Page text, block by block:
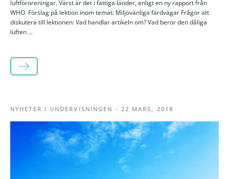
luftföroreningar. Värst är det i fattiga länder, enligt en ny rapport från
WHO. Förslag på lektion inom temat: Miljövänliga färdvägar Frågor att
diskutera till lektionen: Vad handlar artikeln om? Vad beror den dåliga
luften ...
LÄS MER
NYHETER I UNDERVISNINGEN - 22 MARS, 2018